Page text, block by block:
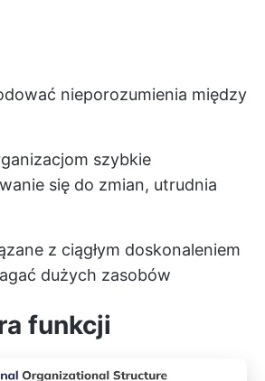
nieporozumienia między
szybkie
się do zmian, utrudnia
z ciągłym doskonaleniem
dużych zasobów
funkcji